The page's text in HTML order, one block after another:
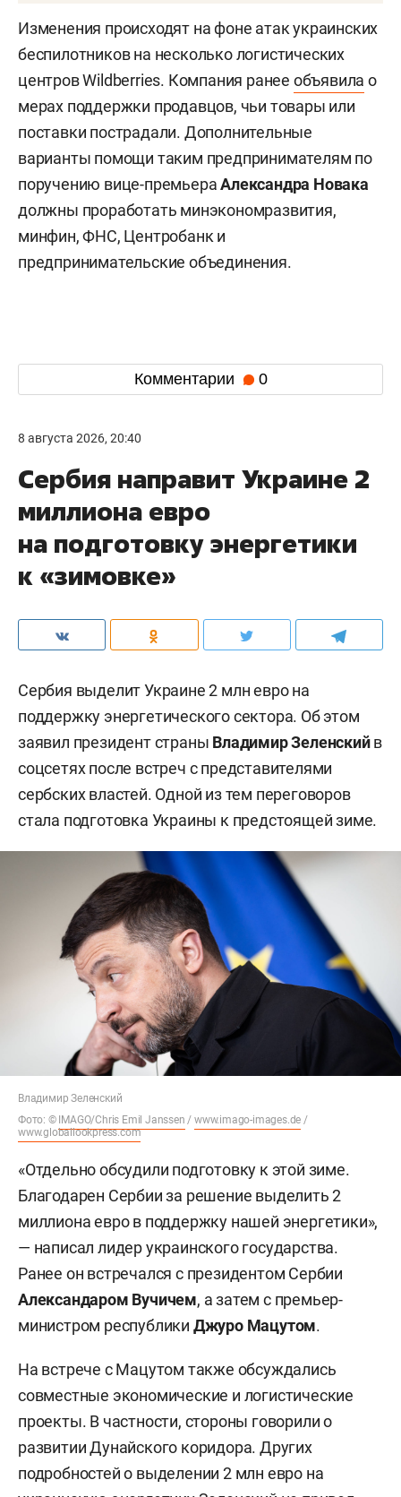
Изменения происходят на фоне атак украинских
беспилотников на несколько логистических
центров Wildberries. Компания ранее объявила о
мерах поддержки продавцов, чьи товары или
поставки пострадали. Дополнительные
варианты помощи таким предпринимателям по
поручению вице-премьераАлександра Новака
должны проработать минэкономразвития,
минфин, ФНС, Центробанк и
предпринимательские объединения.
Комментарии 0
8 августа 2026, 20:40
Сербия направит Украине 2
миллиона евро
на подготовку энергетики
к «зимовке»
Сербия выделит Украине 2 млн евро на
поддержку энергетического сектора. Об этом
заявил президент страны Владимир Зеленскийв
соцсетях после встреч с представителями
сербских властей. Одной из тем переговоров
стала подготовка Украины к предстоящей зиме.
Владимир Зеленский
Фото: © IMAGO/Chris Emil Janssen /www.imago-images.de /
www.globallookpress.com
«Отдельно обсудили подготовку к этой зиме.
Благодарен Сербии за решение выделить 2
миллиона евро в поддержку нашей энергетики»,
— написал лидер украинского государства.
Ранее он встречался с президентом Сербии
Александаром Вучичем, а затем с премьер-
министром республики Джуро Мацутом.
На встрече с Мацутом также обсуждались
совместные экономические и логистические
проекты. В частности, стороны говорили о
развитии Дунайского коридора. Других
подробностей о выделении 2 млн евро на